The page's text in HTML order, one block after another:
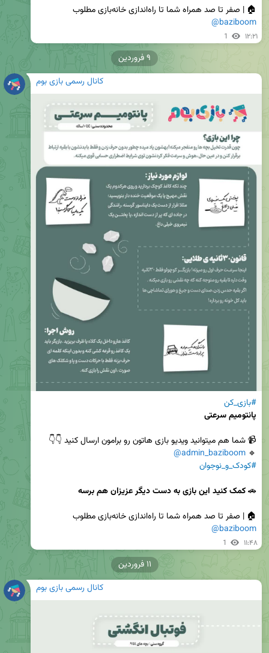
‌🏠 | صفر تا صد همراه شما تا راه‌اندازی خانه‌بازی مطلوب
@baziboom
1 ۱۲:۲۱
کانال رسمی بازی بوم
#بازی_کن
پانتومیم سرعتی
🔹️
@admin_baziboom
#کودک_و_نوجوان
🚗 کمک کنید این بازی به دست دیگر عزیزان هم برسه
‌🏠 | صفر تا صد همراه شما تا راه‌اندازی خانه‌بازی مطلوب
@baziboom
1 ۱۱:۴۸
۹ فروردین
کانال رسمی بازی بوم
۱۱ فروردین